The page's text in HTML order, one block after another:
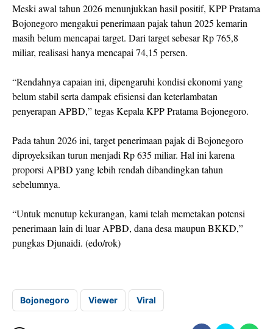
Meski awal tahun 2026 menunjukkan hasil positif, KPP Pratama
Bojonegoro mengakui penerimaan pajak tahun 2025 kemarin
masih belum mencapai target. Dari target sebesar Rp 765,8
miliar, realisasi hanya mencapai 74,15 persen.
“Rendahnya capaian ini, dipengaruhi kondisi ekonomi yang
belum stabil serta dampak efisiensi dan keterlambatan
penyerapan APBD,” tegas Kepala KPP Pratama Bojonegoro.
Pada tahun 2026 ini, target penerimaan pajak di Bojonegoro
diproyeksikan turun menjadi Rp 635 miliar. Hal ini karena
proporsi APBD yang lebih rendah dibandingkan tahun
sebelumnya.
“Untuk menutup kekurangan, kami telah memetakan potensi
penerimaan lain di luar APBD, dana desa maupun BKKD,”
pungkas Djunaidi. (edo/rok)
Bojonegoro Viewer Viral